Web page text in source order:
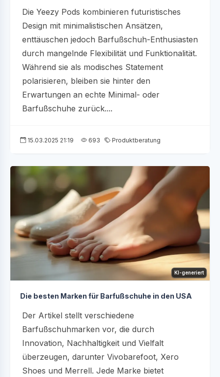
Die Yeezy Pods kombinieren futuristisches
Design mit minimalistischen Ansätzen,
enttäuschen jedoch Barfußschuh-Enthusiasten
durch mangelnde Flexibilität und Funktionalität.
Während sie als modisches Statement
polarisieren, bleiben sie hinter den
Erwartungen an echte Minimal- oder
Barfußschuhe zurück....
15.03.2025 21:19 693 Produktberatung
KI-generiert
Die besten Marken für Barfußschuhe in den USA
Der Artikel stellt verschiedene
Barfußschuhmarken vor, die durch
Innovation, Nachhaltigkeit und Vielfalt
überzeugen, darunter Vivobarefoot, Xero
Shoes und Merrell. Jede Marke bietet